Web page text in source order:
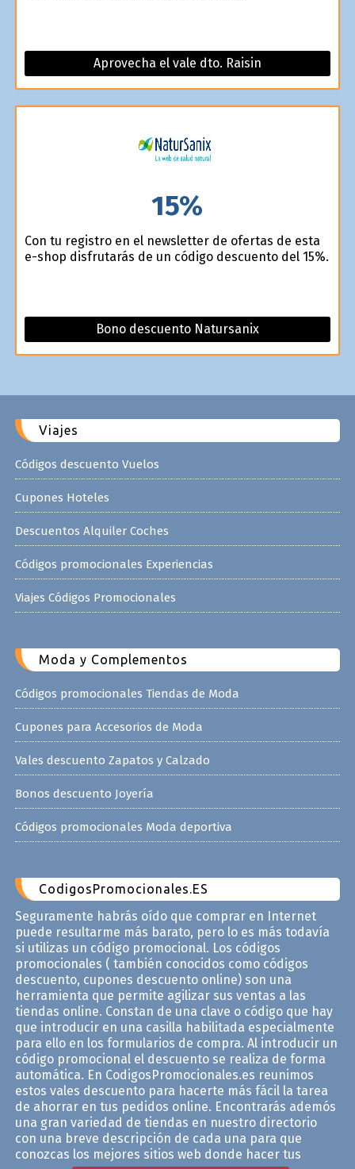
Aprovecha el vale dto. Raisin
15%
Con tu registro en el newsletter de ofertas de esta
e-shop disfrutarás de un código descuento del 15%.
Bono descuento Natursanix
Viajes
Códigos descuento Vuelos
Cupones Hoteles
Descuentos Alquiler Coches
Códigos promocionales Experiencias
Viajes Códigos Promocionales
Moda y Complementos
Códigos promocionales Tiendas de Moda
Cupones para Accesorios de Moda
Vales descuento Zapatos y Calzado
Bonos descuento Joyería
Códigos promocionales Moda deportiva
CodigosPromocionales.ES
Seguramente habrás oído que comprar en Internet
puede resultarme más barato, pero lo es más todavía
si utilizas un código promocional. Los códigos
promocionales ( también conocidos como códigos
descuento, cupones descuento online) son una
herramienta que permite agilizar sus ventas a las
tiendas online. Constan de una clave o código que hay
que introducir en una casilla habilitada especialmente
para ello en los formularios de compra. Al introducir un
código promocional el descuento se realiza de forma
automática. En CodigosPromocionales.es reunimos
estos vales descuento para hacerte más fácil la tarea
de ahorrar en tus pedidos online. Encontrarás ademós
una gran variedad de tiendas en nuestro directorio
con una breve descripción de cada una para que
conozcas los mejores sitios web donde hacer tus